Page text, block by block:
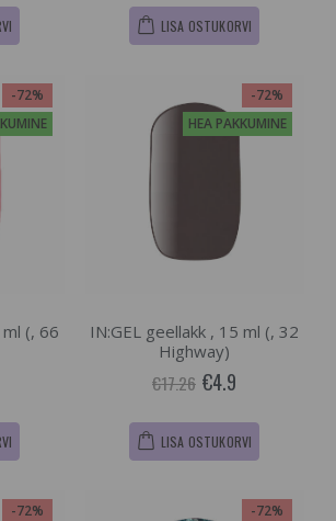
LISA OSTUKORVI
-72%
(, 66
-72%
HEA PAKKUMINE
IN:GEL geellakk , 15 ml (, 32
Highway)
€17.26 €4.9
LISA OSTUKORVI
-72%
-72%